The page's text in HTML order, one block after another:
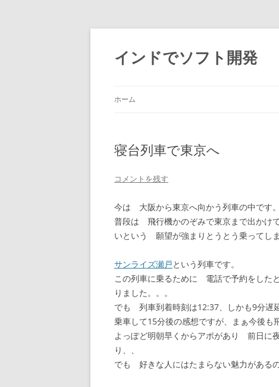
インドでソフト開発
ホーム
寝台列車で東京へ
コメントを残す
今は 大阪から東京へ向かう列車の中です。
普段は 飛行機かのぞみで東京まで出かけ
いという 願望が強まりとうとう乗ってしま
サンライズ瀬戸という列車です。
この列車に乗るために 電話で予約をした
りました。。。
でも 列車到着時刻は12:37、しかも9分遅延
乗車して15分後の感想ですが、まぁ今後も
よっぽど明朝早くからアポがあり 前日に
り、、
でも 好きな人にはたまらない魅力があるの